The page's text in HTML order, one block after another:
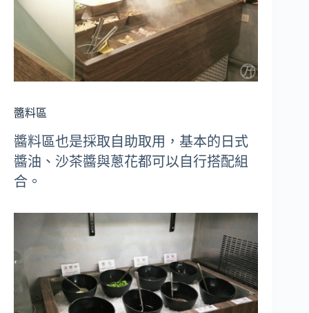
醬料區
醬料區也是採取自助取用，基本的日式
醬油、沙茶醬與蔥花都可以自行搭配組
合。